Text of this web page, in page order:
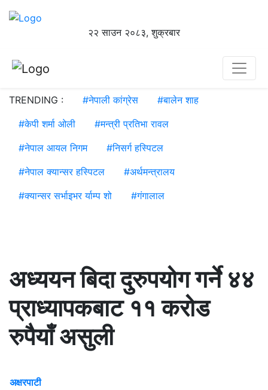
२२ साउन २०८३, शुक्रबार
TRENDING : #नेपाली कांग्रेस #बालेन शाह
#केपी शर्मा ओली #मन्त्री प्रतिभा रावल
#नेपाल आयल निगम #निसर्ग हस्पिटल
#नेपाल क्यान्सर हस्पिटल #अर्थमन्त्रालय
#क्यान्सर सर्भाइभर र्याम्प शो #गंगालाल
अध्ययन बिदा दुरुपयोग गर्ने ४४
प्राध्यापकबाट ११ करोड
रुपैयाँ असुली
अक्षरपाटी